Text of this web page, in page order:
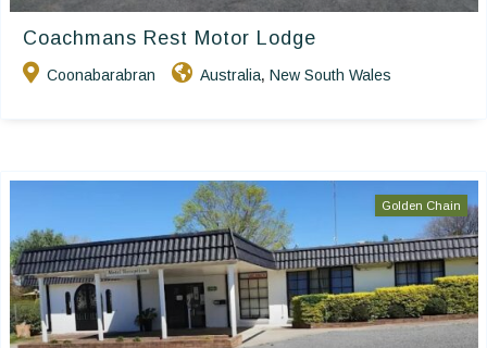
Coachmans Rest Motor Lodge
Coonabarabran Australia, New South Wales
Golden Chain